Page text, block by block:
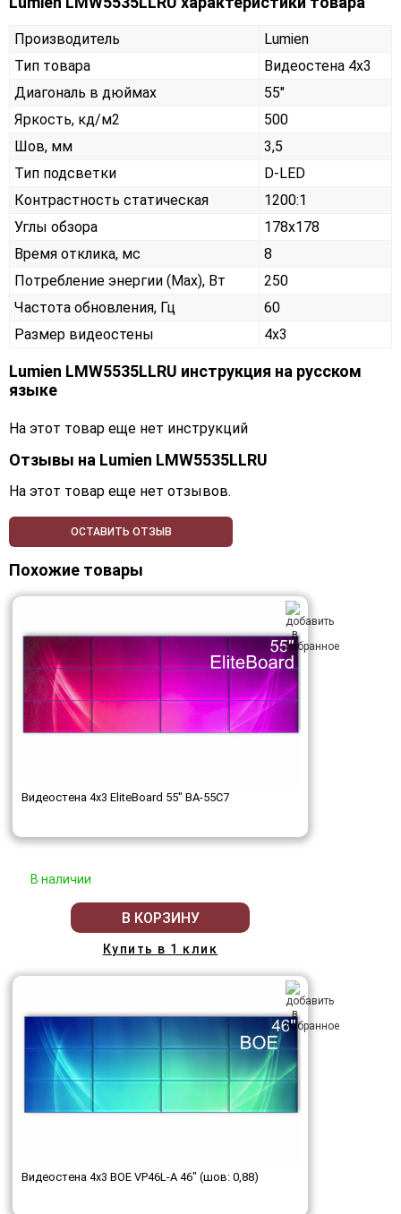
Производитель
Lumien
Тип товара
Видеостена 4х3
Диагональ в дюймах
55"
Яркость, кд/м2
500
Шов, мм
3,5
Тип подсветки
D-LED
Контрастность статическая
1200:1
Углы обзора
178x178
Время отклика, мс
8
Потребление энергии (Max), Вт
250
Частота обновления, Гц
60
Размер видеостены
4x3
Lumien LMW5535LLRU инструкция на русском
языке
На этот товар еще нет инструкций
Отзывы на Lumien LMW5535LLRU
На этот товар еще нет отзывов.
ОСТАВИТЬ ОТЗЫВ
Похожие товары
Видеостена 4x3 EliteBoard 55" BA-55C7
В наличии
В КОРЗИНУ
Купить в 1 клик
Видеостена 4x3 BOE VP46L-A 46" (шов: 0,88)